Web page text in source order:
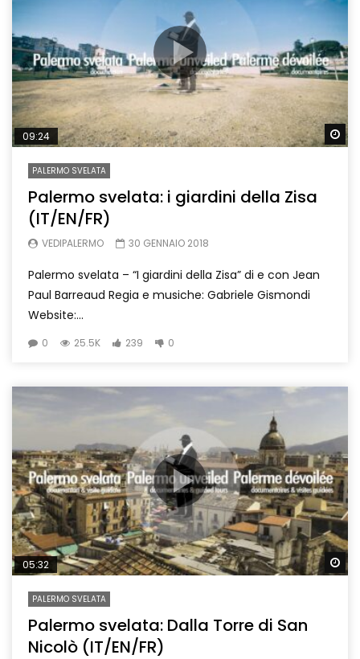
09:24
PALERMO SVELATA
Palermo svelata: i giardini della Zisa
(IT/EN/FR)
VEDIPALERMO 30 GENNAIO 2018
Palermo svelata – “I giardini della Zisa” di e con Jean
Paul Barreaud Regia e musiche: Gabriele Gismondi
Website:...
0 25.5K 239 0
05:32
PALERMO SVELATA
Palermo svelata: Dalla Torre di San
Nicolò (IT/EN/FR)